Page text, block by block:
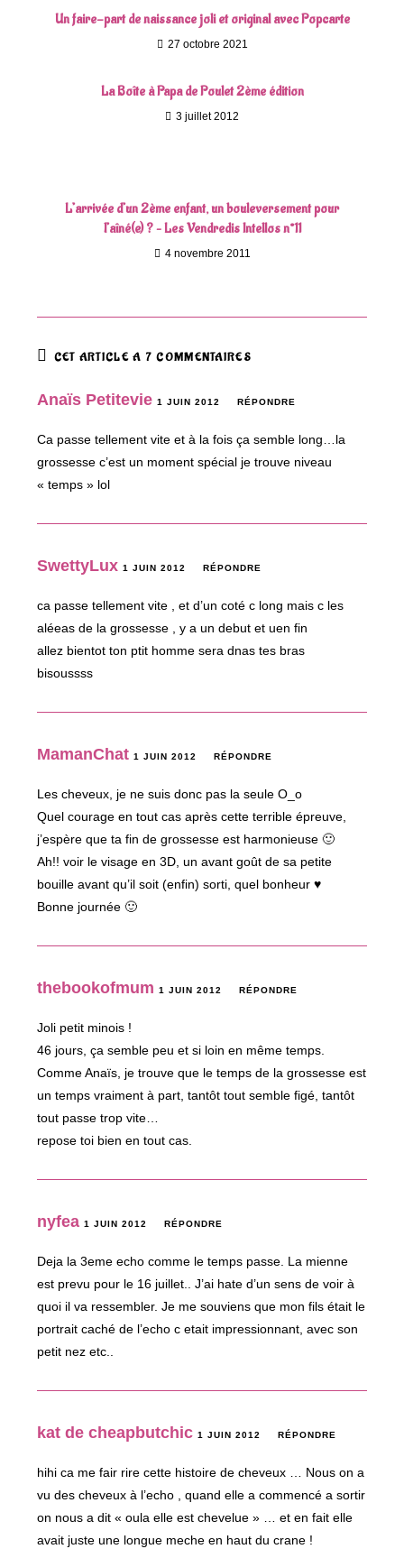
Un faire-part de naissance joli et original avec Popcarte
27 octobre 2021
La Boîte à Papa de Poulet 2ème édition
3 juillet 2012
L’arrivée d’un 2ème enfant, un bouleversement pour
l’aîné(e) ? – Les Vendredis Intellos n°11
4 novembre 2011
CET ARTICLE A 7 COMMENTAIRES
Anaïs Petitevie 1 JUIN 2012 RÉPONDRE
Ca passe tellement vite et à la fois ça semble long…la
grossesse c’est un moment spécial je trouve niveau
« temps » lol
SwettyLux 1 JUIN 2012 RÉPONDRE
ca passe tellement vite , et d’un coté c long mais c les
aléeas de la grossesse , y a un debut et uen fin
allez bientot ton ptit homme sera dnas tes bras
bisoussss
MamanChat 1 JUIN 2012 RÉPONDRE
Les cheveux, je ne suis donc pas la seule O_o
Quel courage en tout cas après cette terrible épreuve,
j’espère que ta fin de grossesse est harmonieuse 🙂
Ah!! voir le visage en 3D, un avant goût de sa petite
bouille avant qu’il soit (enfin) sorti, quel bonheur ♥
Bonne journée 🙂
thebookofmum 1 JUIN 2012 RÉPONDRE
Joli petit minois !
46 jours, ça semble peu et si loin en même temps.
Comme Anaïs, je trouve que le temps de la grossesse est
un temps vraiment à part, tantôt tout semble figé, tantôt
tout passe trop vite…
repose toi bien en tout cas.
nyfea 1 JUIN 2012 RÉPONDRE
Deja la 3eme echo comme le temps passe. La mienne
est prevu pour le 16 juillet.. J’ai hate d’un sens de voir à
quoi il va ressembler. Je me souviens que mon fils était le
portrait caché de l’echo c etait impressionnant, avec son
petit nez etc..
kat de cheapbutchic 1 JUIN 2012 RÉPONDRE
hihi ca me fair rire cette histoire de cheveux … Nous on a
vu des cheveux à l’echo , quand elle a commencé a sortir
on nous a dit « oula elle est chevelue » … et en fait elle
avait juste une longue meche en haut du crane !